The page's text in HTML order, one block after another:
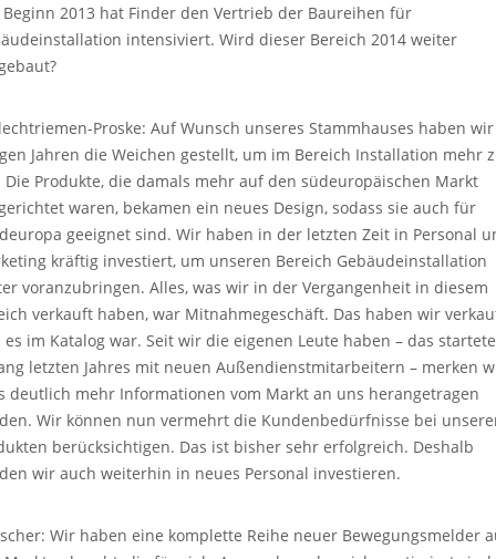
Beginn 2013 hat Finder den Vertrieb der Baureihen für
intensiviert. Wird dieser Bereich 2014 weiter
Proske: Auf Wunsch unseres Stammhauses haben
Jahren die Weichen gestellt, um im Bereich Installation mehr
Die Produkte, die damals mehr auf den südeuropäischen Markt
waren, bekamen ein neues Design, sodass sie auch für
geeignet sind. Wir haben in der letzten Zeit in Personal
kräftig investiert, um unseren Bereich Gebäudeinstallation
voranzubringen. Alles, was wir in der Vergangenheit in diesem
verkauft haben, war Mitnahmegeschäft. Das haben wir
es im Katalog war. Seit wir die eigenen Leute haben – das startete
letzten Jahres mit neuen Außendienstmitarbeitern – merken
deutlich mehr Informationen vom Markt an uns herangetragen
Wir können nun vermehrt die Kundenbedürfnisse bei
berücksichtigen. Das ist bisher sehr erfolgreich. Deshalb
wir auch weiterhin in neues Personal investieren.
Wir haben eine komplette Reihe neuer Bewegungsmelder